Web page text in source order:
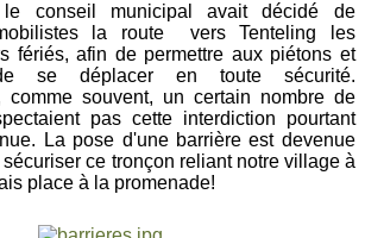
conseil municipal avait décidé de
la route vers Tenteling
les
fériés, afin de permettre aux piétons et
se déplacer en toute sécurité.
comme souvent, un certain nombre de
pas cette interdiction pourtant
La pose d'une barrière est devenue
ce tronçon reliant notre village à
place à la promenade!